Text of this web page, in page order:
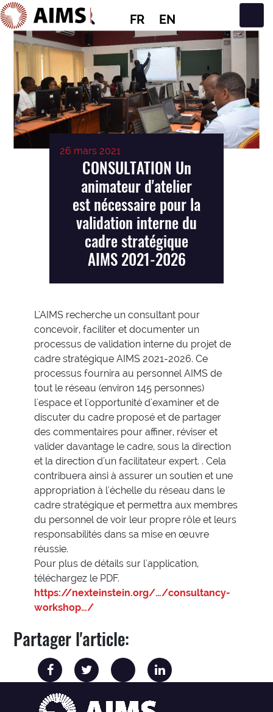
FR EN
Navigation principale
26 mars 2021
CONSULTATION Un
animateur d'atelier
est nécessaire pour la
validation interne du
cadre stratégique
AIMS 2021-2026
L'AIMS recherche un consultant pour
concevoir, faciliter et documenter un
processus de validation interne du projet de
cadre stratégique AIMS 2021-2026. Ce
processus fournira au personnel AIMS de
tout le réseau (environ 145 personnes)
l'espace et l'opportunité d'examiner et de
discuter du cadre proposé et de partager
des commentaires pour affiner, réviser et
valider davantage le cadre, sous la direction
et la direction d'un facilitateur expert. . Cela
contribuera ainsi à assurer un soutien et une
appropriation à l'échelle du réseau dans le
cadre stratégique et permettra aux membres
du personnel de voir leur propre rôle et leurs
responsabilités dans sa mise en œuvre
réussie.
Pour plus de détails sur l'application,
téléchargez le PDF.
https://nexteinstein.org/…/consultancy-
workshop…/
Partager l'article: